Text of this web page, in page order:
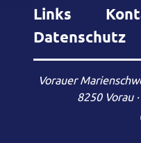
Links
Datenschutz
Vorauer
8250 Vorau ·